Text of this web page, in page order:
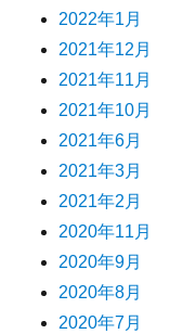
2022年1月
2021年12月
2021年11月
2021年10月
2021年6月
2021年3月
2021年2月
2020年11月
2020年9月
2020年8月
2020年7月